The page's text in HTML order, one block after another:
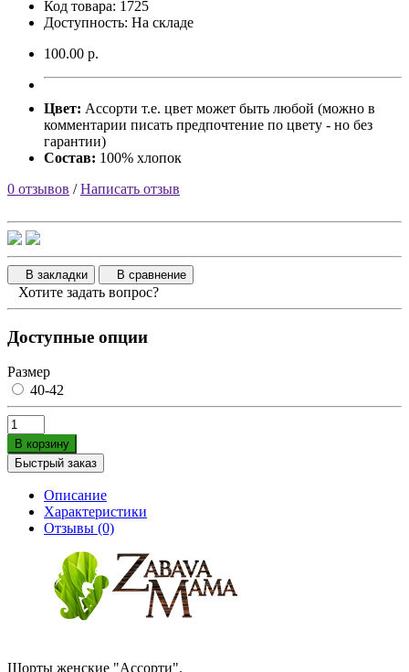
Код товара: 1725
Доступность: На складе
100.00 р.
Цвет: Ассорти т.е. цвет может быть любой (можно в
комментарии писать предпочтение по цвету - но без
гарантии)
Состав: 100% хлопок
0 отзывов /Написать отзыв
В закладки В сравнение
Хотите задать вопрос?
Доступные опции
Размер
40-42
В корзину
Быстрый заказ
Описание
Характеристики
Отзывы (0)
Шорты женские "Ассорти".